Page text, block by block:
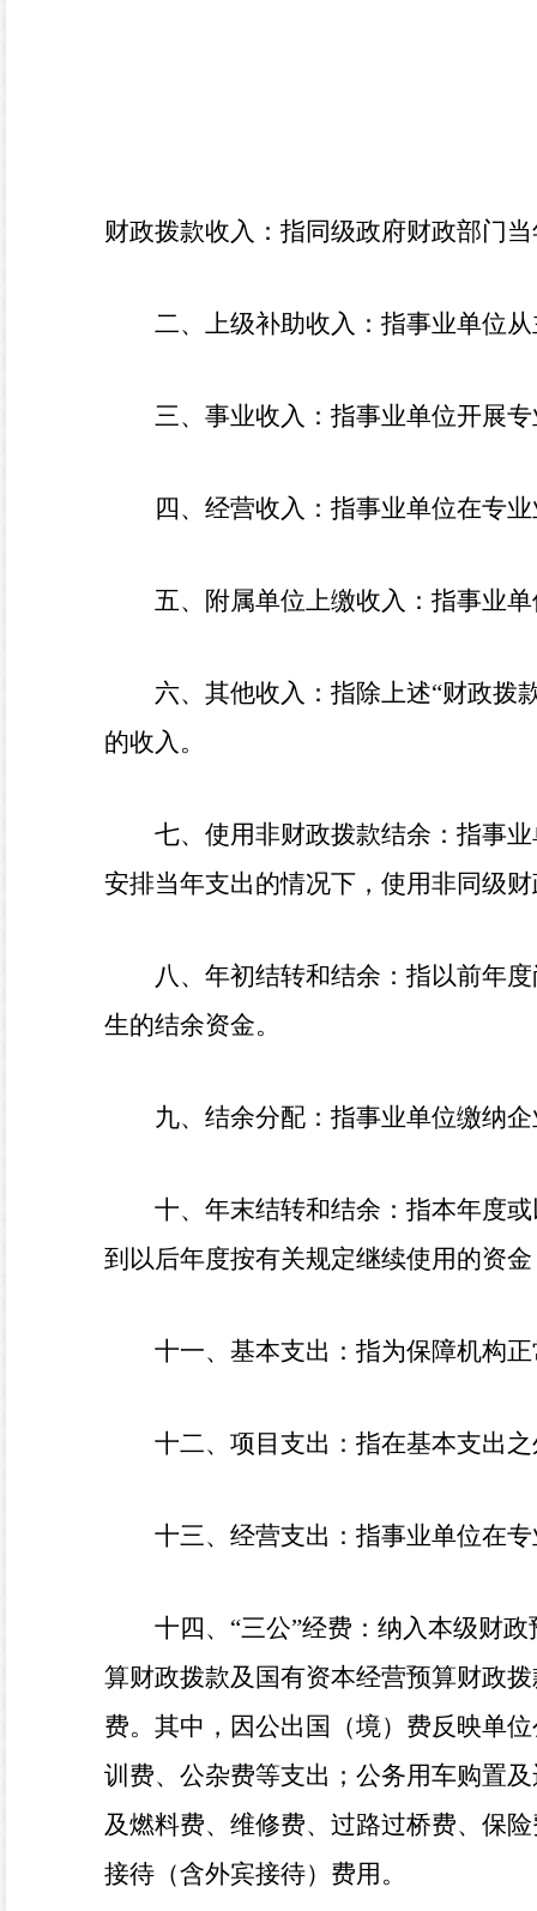
财政拨款收入：指同级政府财政部门
二、上级补助收入：指事业单位
三、事业收入：指事业单位开展
四、经营收入：指事业单位在专
五、附属单位上缴收入：指事业
六、其他收入：指除上述“财政拨
的收入。
七、使用非财政拨款结余：指事
安排当年支出的情况下，使用非同级
八、年初结转和结余：指以前年
生的结余资金。
九、结余分配：指事业单位缴纳
十、年末结转和结余：指本年度
到以后年度按有关规定继续使用的资
十一、基本支出：指为保障机构
十二、项目支出：指在基本支出
十三、经营支出：指事业单位在
十四、“三公”经费：纳入本级财
算财政拨款及国有资本经营预算财政
费。其中，因公出国（境）费反映单
训费、公杂费等支出；公务用车购置
及燃料费、维修费、过路过桥费、保
接待（含外宾接待）费用。